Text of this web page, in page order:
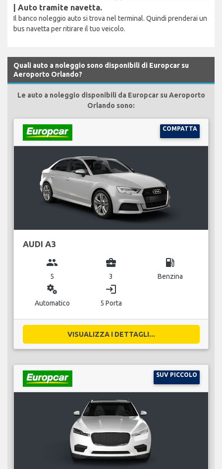
| Auto tramite navetta.
Il banco noleggio auto si trova nel terminal. Quindi prenderai un
bus navetta per ritirare il tuo veicolo.
Quali auto a noleggio sono disponibili di Europcar su
Aeroporto Orlando?
Le auto a noleggio disponibili da Europcar su Aeroporto
Orlando sono:
COMPATTA
AUDI A3
group
5
business_center
3
local_gas_station
Benzina
miscellaneous_services
Automatico
login
5 Porta
VISUALIZZA I DETTAGLI...
SUV PICCOLO